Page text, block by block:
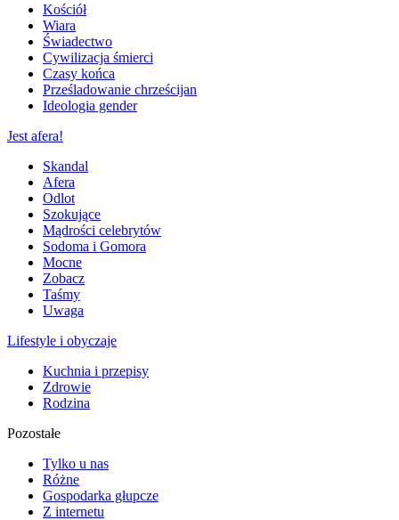
Kościół
Wiara
Świadectwo
Cywilizacja śmierci
Czasy końca
Prześladowanie chrześcijan
Ideologia gender
Jest afera!
Skandal
Afera
Odlot
Szokujące
Mądrości celebrytów
Sodoma i Gomora
Mocne
Zobacz
Taśmy
Uwaga
Lifestyle i obyczaje
Kuchnia i przepisy
Zdrowie
Rodzina
Pozostałe
Tylko u nas
Różne
Gospodarka głupcze
Z internetu